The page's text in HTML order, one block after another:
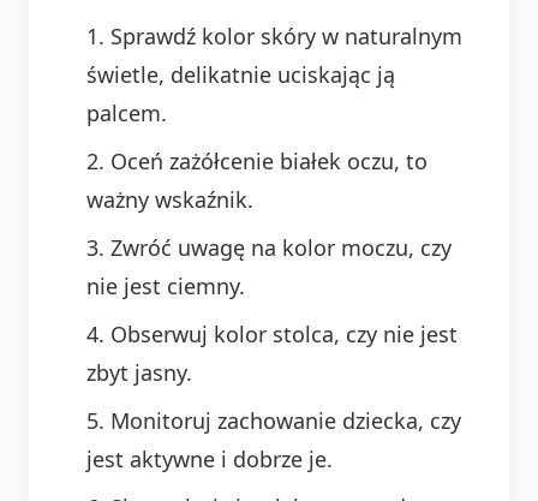
Sprawdź kolor skóry w naturalnym
świetle, delikatnie uciskając ją
palcem.
Oceń zażółcenie białek oczu, to
ważny wskaźnik.
Zwróć uwagę na kolor moczu, czy
nie jest ciemny.
Obserwuj kolor stolca, czy nie jest
zbyt jasny.
Monitoruj zachowanie dziecka, czy
jest aktywne i dobrze je.